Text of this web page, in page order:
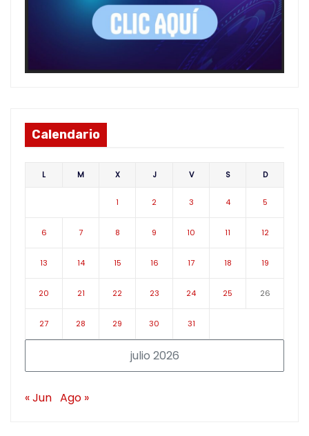
Calendario
julio 2026
L M X J V S D
1 2 3 4 5
6 7 8 9 10 11 12
13 14 15 16 17 18 19
20 21 22 23 24 25 26
27 28 29 30 31
« Jun Ago »